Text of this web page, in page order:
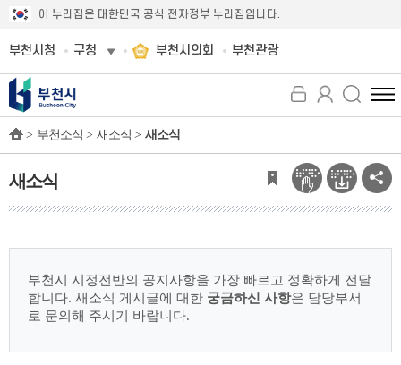
이 누리집은 대한민국 공식 전자정부 누리집입니다.
부천시청 구청 부천시의회 부천관광
전
체
뉴
보
기
> 부천소식 > 새소식 > 새소식
새소식
부천시 시정전반의 공지사항을 가장 빠르고 정확하게 전달
합니다. 새소식 게시글에 대한 궁금하신 사항은 담당부서
로 문의해 주시기 바랍니다.